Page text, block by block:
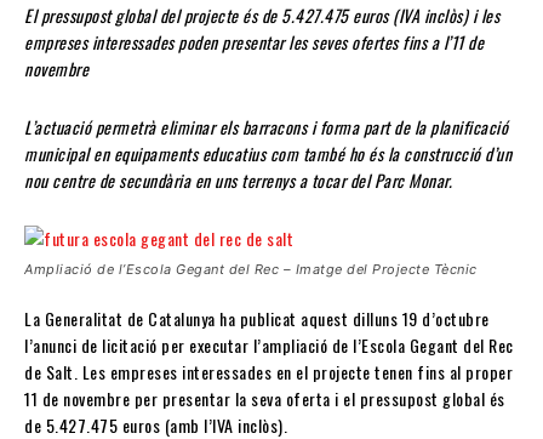
El pressupost global del projecte és de 5.427.475 euros (IVA inclòs) i les
empreses interessades poden presentar les seves ofertes fins a l’11 de
novembre
L’actuació permetrà eliminar els barracons i forma part de la planificació
municipal en equipaments educatius com també ho és la construcció d’un
nou centre de secundària en uns terrenys a tocar del Parc Monar.
Ampliació de l’Escola Gegant del Rec – Imatge del Projecte Tècnic
La Generalitat de Catalunya ha publicat aquest dilluns 19 d’octubre
l’anunci de licitació per executar l’ampliació de l’Escola Gegant del Rec
de Salt. Les empreses interessades en el projecte tenen fins al proper
11 de novembre per presentar la seva oferta i el pressupost global és
de 5.427.475 euros (amb l’IVA inclòs).